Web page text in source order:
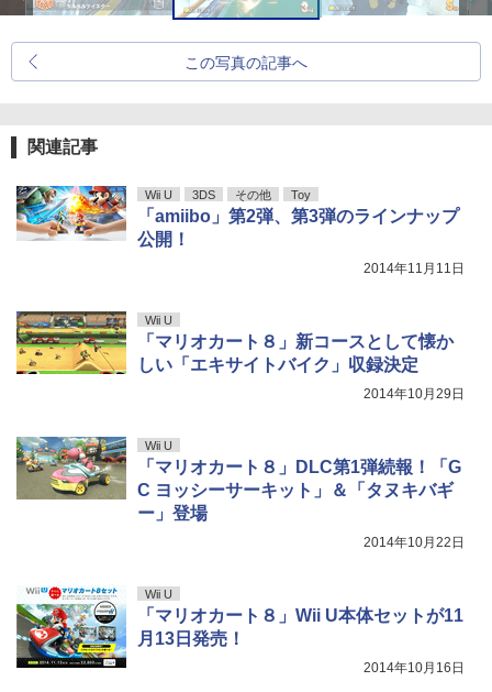
この写真の記事へ
関連記事
Wii U 3DS その他 Toy
「amiibo」第2弾、第3弾のラインナップ
公開！
2014年11月11日
Wii U
「マリオカート８」新コースとして懐か
しい「エキサイトバイク」収録決定
2014年10月29日
Wii U
「マリオカート８」DLC第1弾続報！「G
C ヨッシーサーキット」＆「タヌキバギ
ー」登場
2014年10月22日
Wii U
「マリオカート８」Wii U本体セットが11
月13日発売！
2014年10月16日